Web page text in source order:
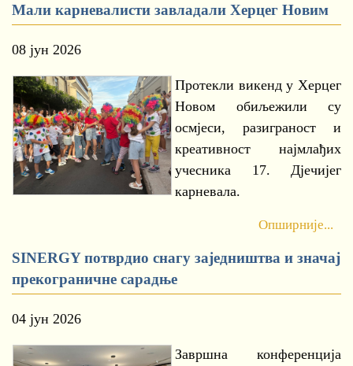
Мали карневалисти завладали Херцег Новим
08 јун 2026
Протекли викенд у Херцег
Новом обиљежили су
осмјеси, разиграност и
креативност најмлађих
учесника 17. Дјечијег
карневала.
Опширније...
SINERGY потврдио снагу заједништва и значај
прекограничне сарадње
04 јун 2026
Завршна конференција